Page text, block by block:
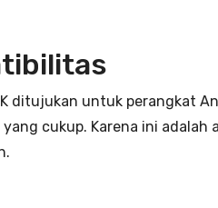
ditujukan untuk perangkat
yang cukup. Karena ini